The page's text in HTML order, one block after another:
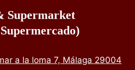
Supermarket
a la loma 7, Málaga 29004